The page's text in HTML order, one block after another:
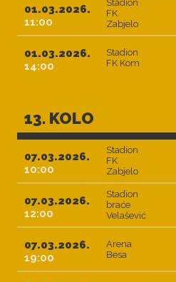
01.03.2026.
11:00
Stadion
FK
Zabjelo
01.03.2026.
14:00
Stadion
FK Kom
13. KOLO
07.03.2026.
10:00
Stadion
FK
Zabjelo
07.03.2026.
12:00
Stadion
braće
Velašević
07.03.2026.
19:00
Arena
Besa